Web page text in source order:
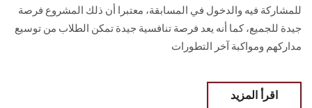
للمشاركة فيه والدخول في المسابقة، معتبرا أن ذلك المشروع فرصة
جيدة للجميع، كما أنه يعد فرصة تنافسية جيدة تمكن الطلاب من توسيع
مداركهم ومواكبة آخر التطورات
اقرأ المزيد